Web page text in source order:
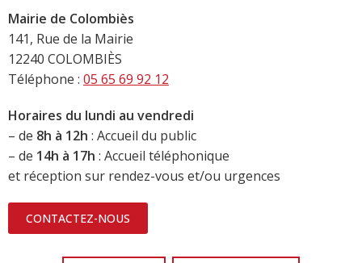
Mairie de Colombiès
141, Rue de la Mairie
12240 COLOMBIÈS
Téléphone : 05 65 69 92 12
Horaires du lundi au vendredi
– de 8h à 12h : Accueil du public
– de 14h à 17h : Accueil téléphonique
et réception sur rendez-vous et/ou urgences
CONTACTEZ-NOUS